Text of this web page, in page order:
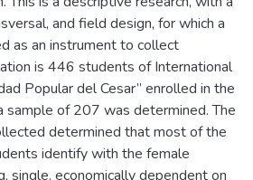
and field design, for which a
as an instrument to collect
is 446 students of International
Popular del Cesar” enrolled in the
of 207 was determined. The
determined that most of the
identify with the female
single, economically dependent on